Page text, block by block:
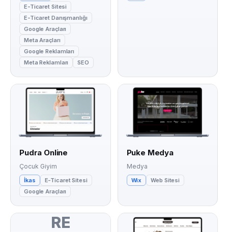
E-Ticaret Sitesi
E-Ticaret Danışmanlığı
Google Araçları
Meta Araçları
Google Reklamları
Meta Reklamları
SEO
Pudra Online
Çocuk Giyim
İkas
E-Ticaret Sitesi
Google Araçları
Puke Medya
Medya
Wix Web Sitesi
RE